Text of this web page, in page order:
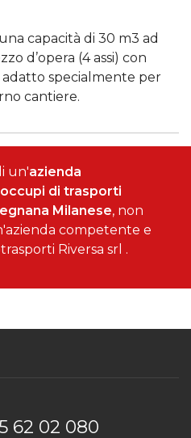
capacità di 30 m3 ad
d’opera (4 assi) con
specialmente per
cantiere.
un'azienda
di trasporti
Milanese, non
competente e
Riversa srl .
62 02 080